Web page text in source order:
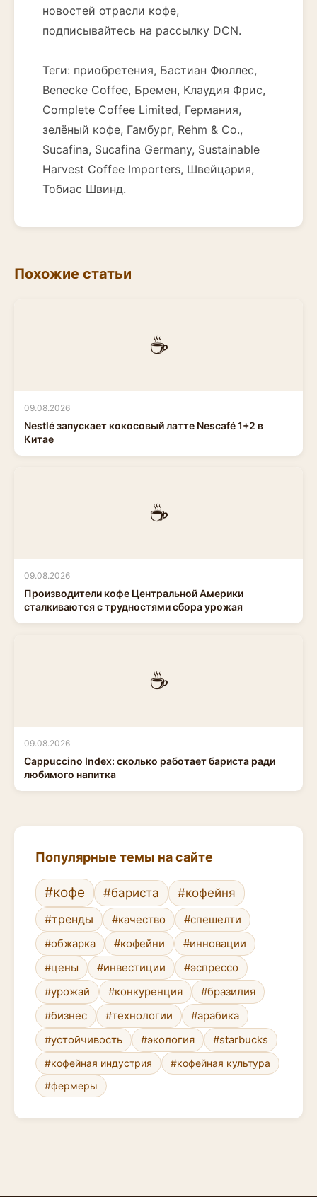
новостей отрасли кофе,
подписывайтесь на рассылку DCN.
Теги: приобретения, Бастиан Фюллес,
Benecke Coffee, Бремен, Клаудия Фрис,
Complete Coffee Limited, Германия,
зелёный кофе, Гамбург, Rehm & Co.,
Sucafina, Sucafina Germany, Sustainable
Harvest Coffee Importers, Швейцария,
Тобиас Швинд.
Похожие статьи
☕
09.08.2026
Nestlé запускает кокосовый латте Nescafé 1+2 в
Китае
☕
09.08.2026
Производители кофе Центральной Америки
сталкиваются с трудностями сбора урожая
☕
09.08.2026
Cappuccino Index: сколько работает бариста ради
любимого напитка
Популярные темы на сайте
#кофе #бариста
#кофейня
#тренды
#качество
#спешелти
#обжарка
#кофейни
#инновации
#цены
#инвестиции
#эспрессо
#урожай
#конкуренция
#бразилия
#бизнес
#технологии
#арабика
#устойчивость
#экология #starbucks
#кофейная индустрия
#кофейная культура
#фермеры